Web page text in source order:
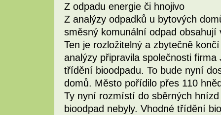
Z odpadu energie či hnojivo
Z analýzy odpadků u bytových
směsný komunální odpad
Ten je rozložitelný a zbytečně
analýzy připravila společnosti
třídění bioodpadu. To bude nyní
domů. Město pořídilo přes 110
Ty nyní rozmístí do sběrných
bioodpad nebyly. Vhodné třídění